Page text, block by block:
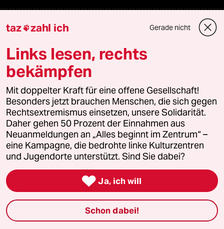
Fragen & Hilfe
Feedback
Aboservice
ePaper Login
Downloads für Abonnierende
© 2026 taz Verlags und Vertriebs GmbH
Alle Rechte vorbehalten. Bei rechtlichen Fragen oder für Genehmigungen
wenden Sie sich bitte anlizenzen@taz.de
Feedback Redaktionsstatut Kommune-Richtlinien KI-
taz zahl ich Gerade nicht
Links lesen, rechts
bekämpfen
Mit doppelter Kraft für eine offene Gesellschaft!
Besonders jetzt brauchen Menschen, die sich gegen
Rechtsextremismus einsetzen, unsere Solidarität.
Daher gehen 50 Prozent der Einnahmen aus
Neuanmeldungen an „Alles beginnt im Zentrum“ –
eine Kampagne, die bedrohte linke Kulturzentren
und Jugendorte unterstützt. Sind Sie dabei?
 Ja, ich will
Schon dabei!